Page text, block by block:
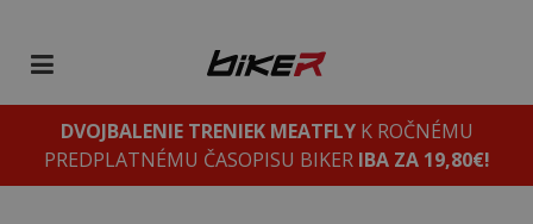
DVOJBALENIE TRENIEK MEATFLYK ROČNÉMU
PREDPLATNÉMU ČASOPISU BIKER IBA ZA 19,80€!